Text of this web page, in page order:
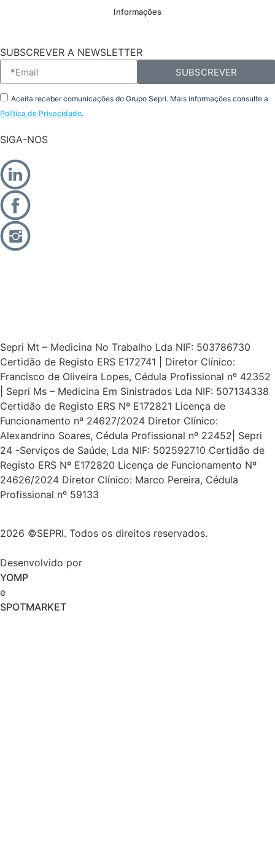
Informações
SUBSCREVER A NEWSLETTER
Aceita receber comunicações do Grupo Sepri. Mais informações consulte a
Política de Privacidade.
SUBSCREVER
SIGA-NOS
Sepri Mt – Medicina No Trabalho Lda NIF: 503786730
Certidão de Registo ERS E172741 | Diretor Clínico:
Francisco de Oliveira Lopes, Cédula Profissional nº 42352
| Sepri Ms – Medicina Em Sinistrados Lda NIF: 507134338
Certidão de Registo ERS Nº E172821 Licença de
Funcionamento nº 24627/2024 Diretor Clínico:
Alexandrino Soares, Cédula Profissional nº 22452| Sepri
24 -Serviços de Saúde, Lda NIF: 502592710 Certidão de
Registo ERS Nº E172820 Licença de Funcionamento Nº
24626/2024 Diretor Clínico: Marco Pereira, Cédula
Profissional nº 59133
2026 ©SEPRI. Todos os direitos reservados.
Desenvolvido por
YOMP
e
SPOTMARKET